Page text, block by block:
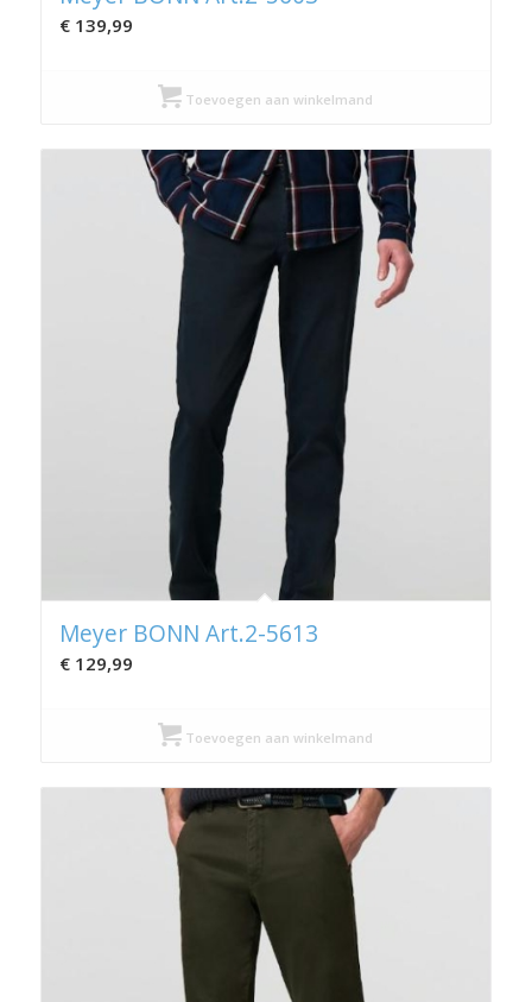
€139,99
Toevoegen aan winkelmand
Meyer BONN Art.2-5613
€129,99
Toevoegen aan winkelmand